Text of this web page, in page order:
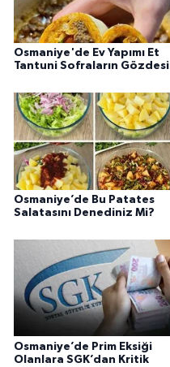
Osmaniye'de Ev Yapımı Et
Tantuni Sofraların Gözdesi
Osmaniye’de Bu Patates
Salatasını Denediniz Mi?
Osmaniye’de Prim Eksiği
Olanlara SGK’dan Kritik